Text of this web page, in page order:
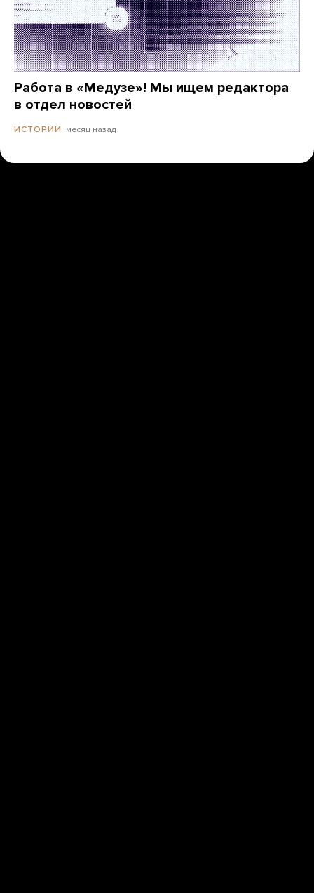
Работа в «Медузе»! Мы ищем редактора
в отдел новостей
ИСТОРИИ месяц назад